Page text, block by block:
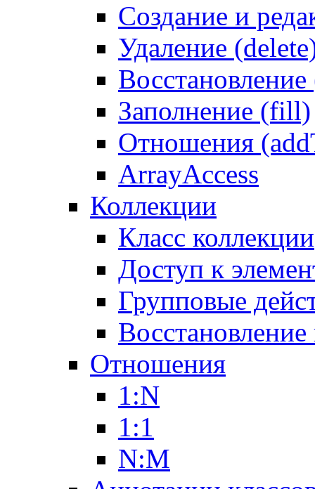
Создание и
Удаление
Заполнение (fill)
Отношения
ArrayAccess
Коллекции
Класс коллекции
Доступ к
Групповые
Отношения
1:N
1:1
N:M